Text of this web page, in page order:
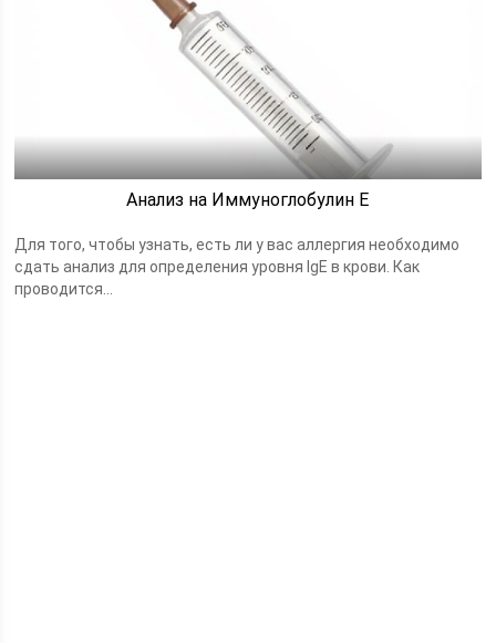
Анализ на Иммуноглобулин Е
Для того, чтобы узнать, есть ли у вас аллергия необходимо
сдать анализ для определения уровня IgE в крови. Как
проводится...